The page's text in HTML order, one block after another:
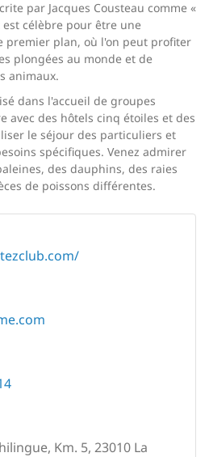
par Jacques Cousteau comme «
célèbre pour être une
premier plan, où l'on peut profiter
plongées au monde et de
animaux.
dans l'accueil de groupes
avec des hôtels cinq étoiles et des
le séjour des particuliers et
spécifiques. Venez admirer
des dauphins, des raies
de poissons différentes.
Km. 5, 23010 La